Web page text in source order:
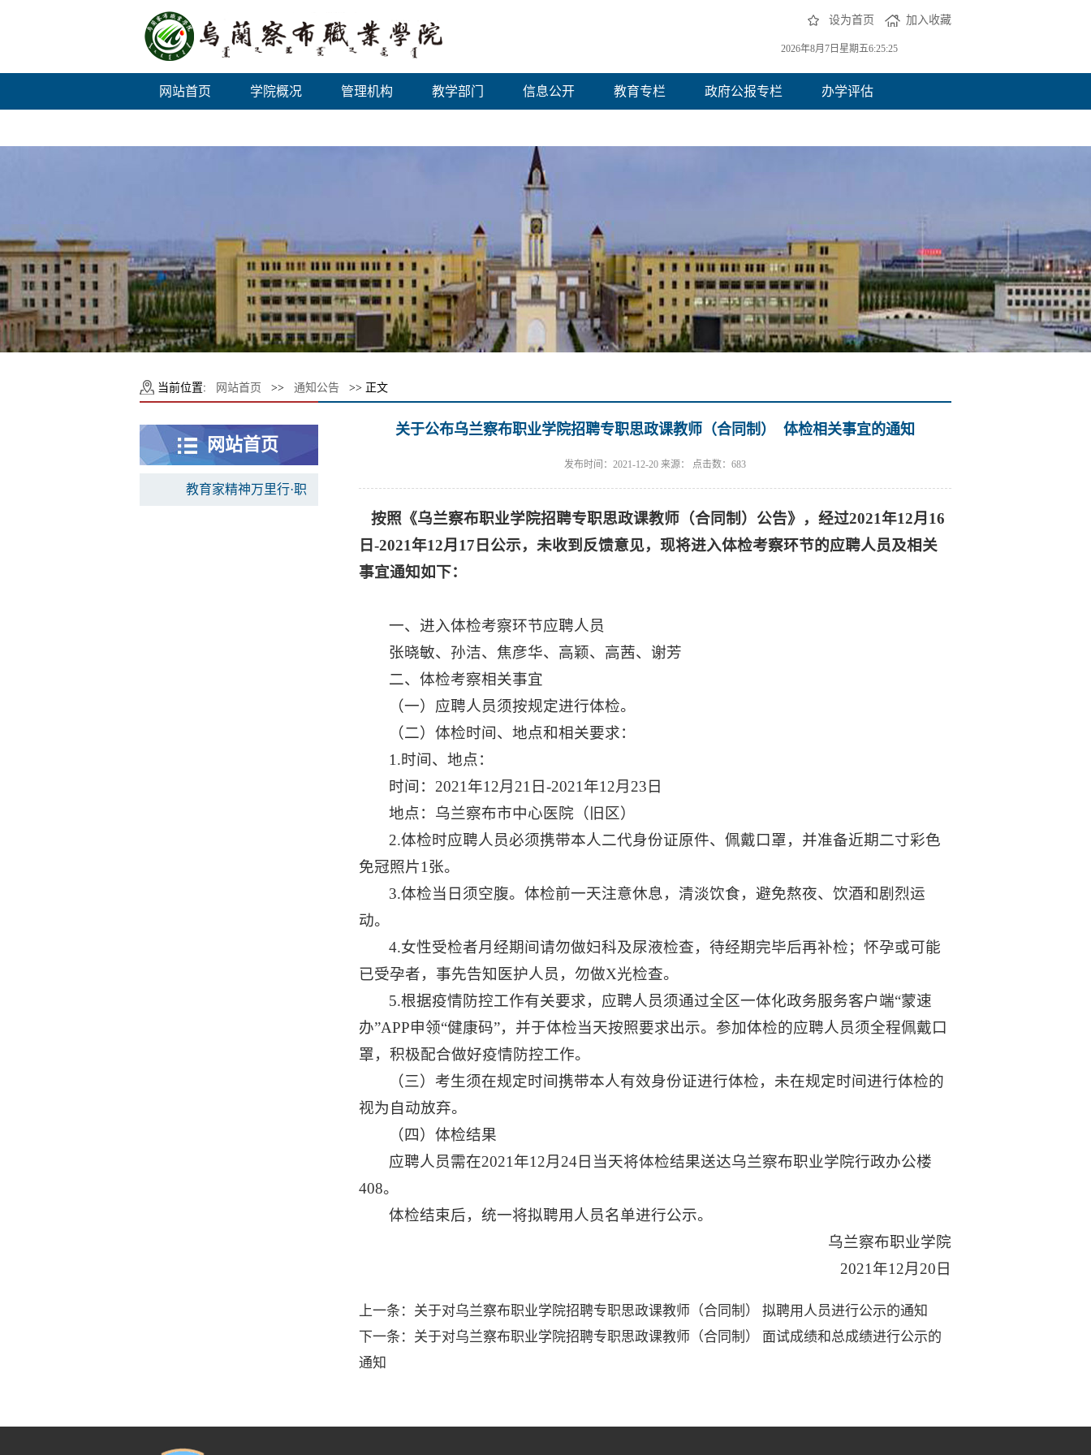
设为首页 加入收藏
2026年8月7日星期五6:25:26
网站首页 学院概况 管理机构 教学部门 信息公开 教育专栏 政府公报专栏 办学评估
当前位置: 网站首页 >> 通知公告 >> 正文
网站首页
教育家精神万里行·职
关于公布乌兰察布职业学院招聘专职思政课教师（合同制） 体检相关事宜的通知
发布时间：2021-12-20 来源： 点击数： 683
按照《乌兰察布职业学院招聘专职思政课教师（合同制）公告》，经过2021年12月16
日-2021年12月17日公示，未收到反馈意见，现将进入体检考察环节的应聘人员及相关
事宜通知如下：
一、进入体检考察环节应聘人员
张晓敏、孙洁、焦彦华、高颖、高茜、谢芳
二、体检考察相关事宜
（一）应聘人员须按规定进行体检。
（二）体检时间、地点和相关要求：
1.时间、地点：
时间：2021年12月21日-2021年12月23日
地点：乌兰察布市中心医院（旧区）
2.体检时应聘人员必须携带本人二代身份证原件、佩戴口罩，并准备近期二寸彩色
免冠照片1张。
3.体检当日须空腹。体检前一天注意休息，清淡饮食，避免熬夜、饮酒和剧烈运
动。
4.女性受检者月经期间请勿做妇科及尿液检查，待经期完毕后再补检；怀孕或可能
已受孕者，事先告知医护人员，勿做X光检查。
5.根据疫情防控工作有关要求，应聘人员须通过全区一体化政务服务客户端“蒙速
办”APP申领“健康码”，并于体检当天按照要求出示。参加体检的应聘人员须全程佩戴口
罩，积极配合做好疫情防控工作。
（三）考生须在规定时间携带本人有效身份证进行体检，未在规定时间进行体检的
视为自动放弃。
（四）体检结果
应聘人员需在2021年12月24日当天将体检结果送达乌兰察布职业学院行政办公楼
408。
体检结束后，统一将拟聘用人员名单进行公示。
乌兰察布职业学院
2021年12月20日
上一条： 关于对乌兰察布职业学院招聘专职思政课教师（合同制） 拟聘用人员进行公示的通知
下一条： 关于对乌兰察布职业学院招聘专职思政课教师（合同制） 面试成绩和总成绩进行公示的
通知